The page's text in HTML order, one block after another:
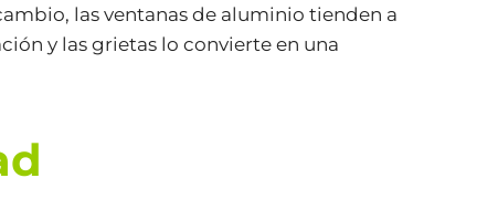
las ventanas de aluminio tienden a
y las grietas lo convierte en una